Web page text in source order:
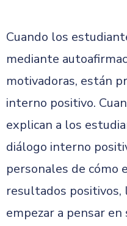
Cuando los
mediante
motivadoras, están
interno positivo.
explican a los
diálogo interno
personales de cómo
resultados
empezar a pensar